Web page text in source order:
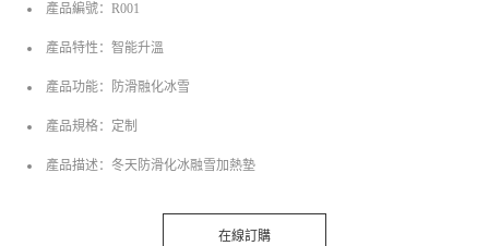
產品編號：R001
產品特性：智能升溫
產品功能：防滑融化冰雪
產品規格：定制
產品描述：冬天防滑化冰融雪加熱墊
在線訂購